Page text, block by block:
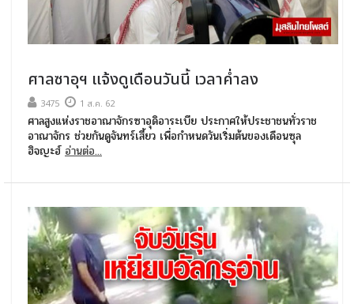
ศาลซาอุฯ แจ้งดูเดือนวันนี้ เวลาค่ำลง
3475 1 ส.ค. 62
ศาลสูงแห่งราชอาณาจักรซาอุดิอาระเบีย ประกาศให้ประชาชนทั่วราช
อาณาจักร ช่วยกันดูจันทร์เสี้ยว เพื่อกำหนดวันเริ่มต้นของเดือนซุล
ฮิจญะฮ์อ่านต่อ...